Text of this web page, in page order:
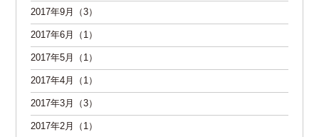
2017年9月（3）
2017年6月（1）
2017年5月（1）
2017年4月（1）
2017年3月（3）
2017年2月（1）